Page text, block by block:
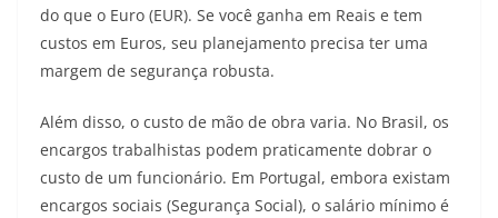
do que o Euro (EUR). Se você ganha em Reais e tem
custos em Euros, seu planejamento precisa ter uma
margem de segurança robusta.
Além disso, o custo de mão de obra varia. No Brasil, os
encargos trabalhistas podem praticamente dobrar o
custo de um funcionário. Em Portugal, embora existam
encargos sociais (Segurança Social), o salário mínimo é